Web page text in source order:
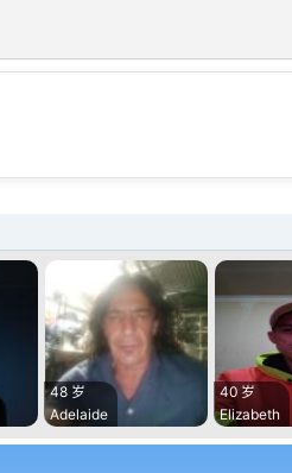
💕
48 岁
Adelaide
40 岁
Elizabeth